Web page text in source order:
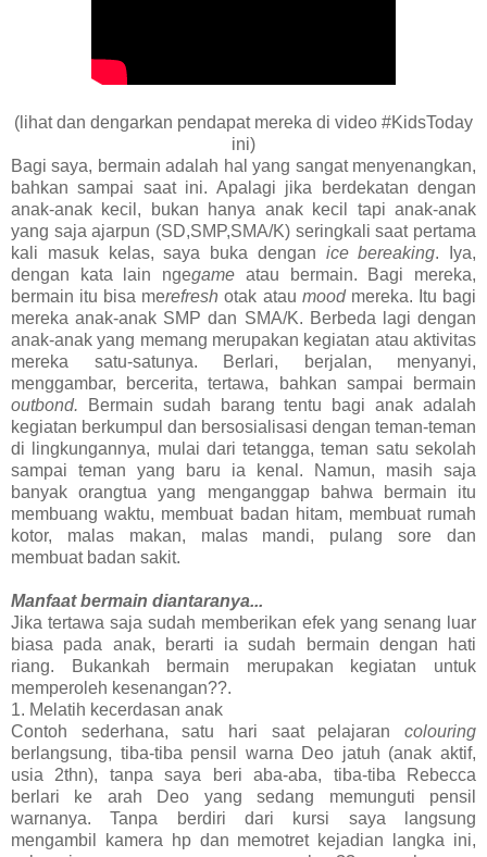
(lihat dan dengarkan pendapat mereka di video #KidsToday
ini)
Bagi saya, bermain adalah hal yang sangat menyenangkan,
bahkan sampai saat ini. Apalagi jika berdekatan dengan
anak-anak kecil, bukan hanya anak kecil tapi anak-anak
yang saja ajarpun (SD,SMP,SMA/K) seringkali saat pertama
kali masuk kelas, saya buka dengan ice bereaking. Iya,
dengan kata lain ngegame atau bermain. Bagi mereka,
bermain itu bisa merefresh otak atau moodmereka. Itu bagi
mereka anak-anak SMP dan SMA/K. Berbeda lagi dengan
anak-anak yang memang merupakan kegiatan atau aktivitas
mereka satu-satunya. Berlari, berjalan, menyanyi,
menggambar, bercerita, tertawa, bahkan sampai bermain
outbond.
Bermain sudah barang tentu bagi anak adalah
kegiatan berkumpul dan bersosialisasi dengan teman-teman
di lingkungannya, mulai dari tetangga, teman satu sekolah
sampai teman yang baru ia kenal. Namun, masih saja
banyak orangtua yang menganggap bahwa bermain itu
membuang waktu, membuat badan hitam, membuat rumah
kotor, malas makan, malas mandi, pulang sore dan
membuat badan sakit.
Manfaat bermain diantaranya...
Jika tertawa saja sudah memberikan efek yang senang luar
biasa pada anak, berarti ia sudah bermain dengan hati
riang. Bukankah bermain merupakan kegiatan untuk
memperoleh kesenangan??.
1. Melatih kecerdasan anak
Contoh sederhana, satu hari saat pelajaran colouring
berlangsung, tiba-tiba pensil warna Deo jatuh (anak aktif,
usia 2thn), tanpa saya beri aba-aba, tiba-tiba Rebecca
berlari ke arah Deo yang sedang memunguti pensil
warnanya. Tanpa berdiri dari kursi saya langsung
mengambil kamera hp dan memotret kejadian langka ini,